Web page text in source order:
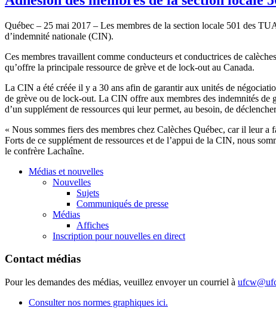
Québec – 25 mai 2017 – Les membres de la section locale 501 des
d’indemnité nationale (CIN).
Ces membres travaillent comme conducteurs et conductrices de
qu’offre la principale ressource de grève et de lock-out au Canada.
La CIN a été créée il y a 30 ans afin de garantir aux unités de
de grève ou de lock-out. La CIN offre aux membres des indemnités de
d’un supplément de ressources qui leur permet, au besoin, de
« Nous sommes fiers des membres chez Calèches Québec, car il leur
Forts de ce supplément de ressources et de l’appui de la CIN, nous
le confrère Lachaîne.
Médias et nouvelles
Nouvelles
Sujets
Communiqués de presse
Médias
Affiches
Inscription pour nouvelles en direct
Contact médias
Pour les demandes des médias, veuillez envoyer un courriel à
Consulter nos normes graphiques ici.